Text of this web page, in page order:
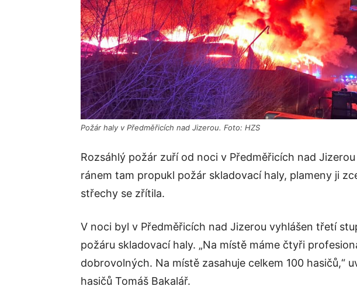
Požár haly v Předměřicích nad Jizerou. Foto: HZS
Rozsáhlý požár zuří od noci v Předměřicích nad
ránem tam propukl požár skladovací haly, plameny ji
střechy se zřítila.
V noci byl v Předměřicích nad Jizerou vyhlášen třetí
požáru skladovací haly. „Na místě máme čtyři
dobrovolných. Na místě zasahuje celkem 100 hasičů,“
hasičů Tomáš Bakalář.